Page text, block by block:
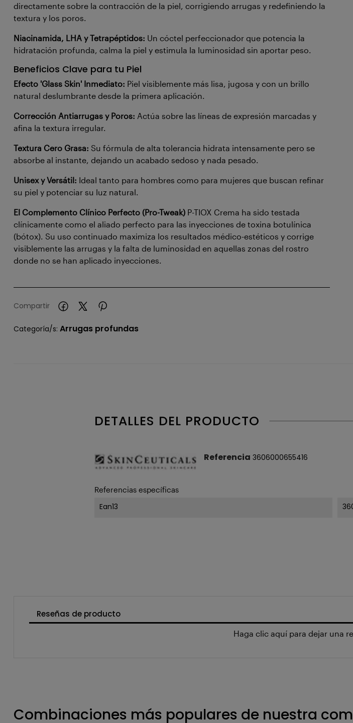
Compartir
directamente sobre la contracción de la piel, corrigiendo arrugas y redefiniendo la
textura y los poros.
Niacinamida, LHA y Tetrapéptidos: Un cóctel perfeccionador que potencia la
hidratación profunda, calma la piel y estimula la luminosidad sin aportar peso.
Beneficios Clave para tu Piel
Efecto 'Glass Skin' Inmediato: Piel visiblemente más lisa, jugosa y con un brillo
natural deslumbrante desde la primera aplicación.
Corrección Antiarrugas y Poros: Actúa sobre las líneas de expresión marcadas y
afina la textura irregular.
Textura Cero Grasa: Su fórmula de alta tolerancia hidrata intensamente pero se
absorbe al instante, dejando un acabado sedoso y nada pesado.
Unisex y Versátil: Ideal tanto para hombres como para mujeres que buscan refinar
su piel y potenciar su luz natural.
El Complemento Clínico Perfecto (Pro-Tweak) P-TIOX Crema ha sido testada
clínicamente como el aliado perfecto para las inyecciones de toxina botulínica
(bótox). Su uso continuado maximiza los resultados médico-estéticos y corrige
visiblemente las arrugas y la falta de luminosidad en aquellas zonas del rostro
donde no se han aplicado inyecciones.
Categoría/s: Arrugas profundas
DETALLES DEL PRODUCTO
Referencia 3606000655416
Referencias específicas
Ean13
Reseñas de producto
Haga clic aquí para dejar una
Combinaciones más populares de nuestra